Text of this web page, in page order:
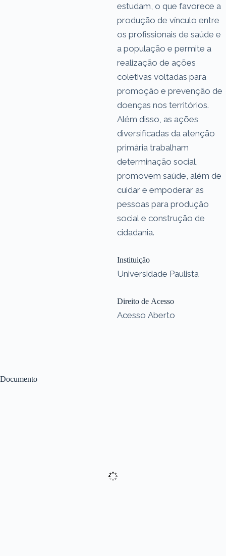
Documento
estudam, o que favorece a
produção de vínculo entre
os profissionais de saúde e
a população e permite a
realização de ações
coletivas voltadas para
promoção e prevenção de
doenças nos territórios.
Além disso, as ações
diversificadas da atenção
primária trabalham
determinação social,
promovem saúde, além de
cuidar e empoderar as
pessoas para produção
social e construção de
cidadania.
Instituição
Universidade Paulista
Direito de Acesso
Acesso Aberto